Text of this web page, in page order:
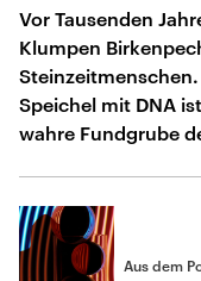
Vor Tausenden
Klumpen
Speichel mit DNA
wahre Fundgrube
Aus dem